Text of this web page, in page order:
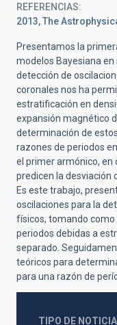
REFERENCIAS
2013, The
Presentamos la
modelos Bayesiana
detección de
coronales nos ha
estratificación en
expansión magnético
determinación de
razones de periodos
el primer armónico, en
predicen la desviación
Es este trabajo,
oscilaciones para la
físicos, tomando como
periodos debidas a
separado.
teóricos para
para una razón de
TIPO DE NOTICIA